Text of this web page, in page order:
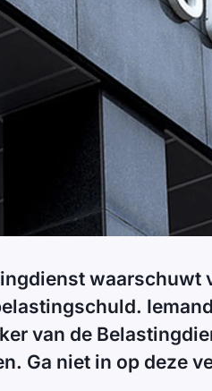
waarschuwt
van de
Ga niet in op deze